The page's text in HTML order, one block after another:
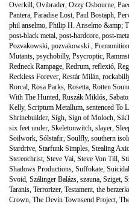
Overkill, Ovibrader, Ozzy Osbourne,
Pantera, Paradise Lost, Paul Bostaph,
phil anselmo, Philip H. Anselmo &amp;
post-black metal, post-hardcore, post-
Pozvakowski, pozvakowski.,
Mutants, psychobilly, Psycroptic,
Redneck Rampage, Redrum, reflexió,
Reckless Forever, Restár Milán,
Rorcal, Rosa Parks, Rosetta, Rotten
With The Hunted, Ruszák Miklós,
Kelly, Scriptum Metallum, sentenced To
Shrinebuilder, Sigh, Sign of Moloch,
six feet under, Skeletonwitch, slayer,
Soilwork, Sólstafir, Soulfly, southern
Stardrive, Starfunk Simples, Stealing
Stereochrist, Steve Vai, Steve Von Till,
Shadows Productions, Suffokate,
Svoid, Szálinger Balázs, szauna, Sziget,
Taranis, Terrorizer, Testament, the
Crown, The Devin Townsend Project,